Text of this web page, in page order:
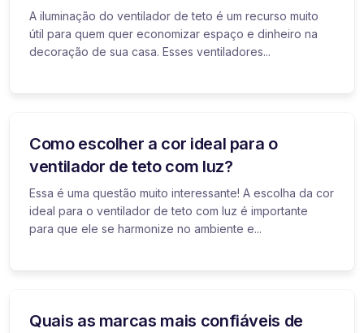
A iluminação do ventilador de teto é um recurso muito
útil para quem quer economizar espaço e dinheiro na
decoração de sua casa. Esses ventiladores...
Como escolher a cor ideal para o
ventilador de teto com luz?
Essa é uma questão muito interessante! A escolha da cor
ideal para o ventilador de teto com luz é importante
para que ele se harmonize no ambiente e...
Quais as marcas mais confiáveis de